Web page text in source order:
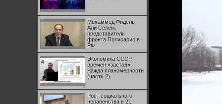
Мохаммед Фидель
Али Селем,
представитель
фронта Полисарио в
РФ
Экономика СССР
времен «застоя»:
жажда планомерности
(часть 2)
Рост социального
неравенства в 21